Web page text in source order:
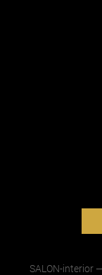
SALON-interior